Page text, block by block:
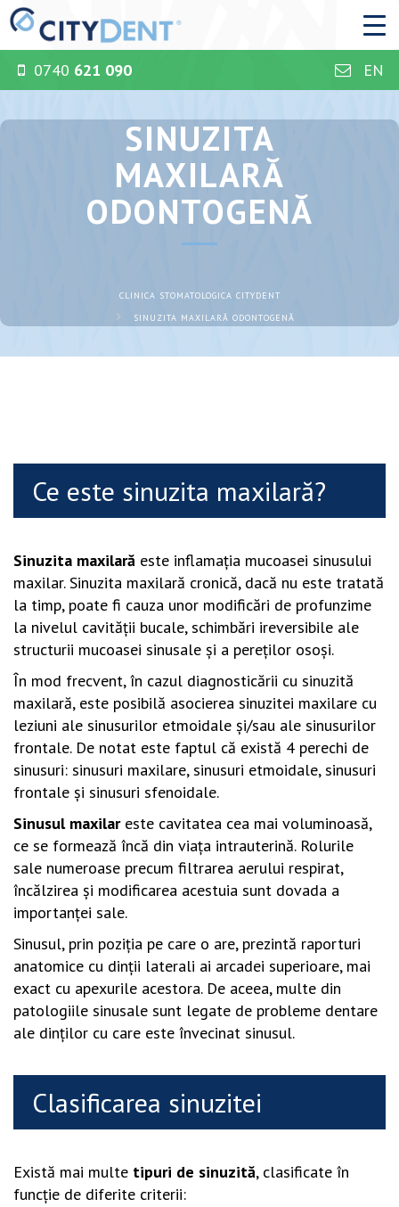
0740 621 090 EN
SINUZITA
MAXILARĂ
ODONTOGENĂ
CLINICA STOMATOLOGICA CITYDENT
SINUZITA MAXILARĂ ODONTOGENĂ
Ce este sinuzita maxilară?
Sinuzita maxilară este inflamaţia mucoasei sinusului
maxilar. Sinuzita maxilară cronică, dacă nu este tratată
la timp, poate fi cauza unor modificări de profunzime
la nivelul cavităţii bucale, schimbări ireversibile ale
structurii mucoasei sinusale şi a pereţilor osoşi.
În mod frecvent, în cazul diagnosticării cu sinuzită
maxilară, este posibilă asocierea sinuzitei maxilare cu
leziuni ale sinusurilor etmoidale şi/sau ale sinusurilor
frontale. De notat este faptul că există 4 perechi de
sinusuri: sinusuri maxilare, sinusuri etmoidale, sinusuri
frontale şi sinusuri sfenoidale.
Sinusul maxilar este cavitatea cea mai voluminoasă,
ce se formează încă din viaţa intrauterină. Rolurile
sale numeroase precum filtrarea aerului respirat,
încălzirea şi modificarea acestuia sunt dovada a
importanţei sale.
Sinusul, prin poziţia pe care o are, prezintă raporturi
anatomice cu dinţii laterali ai arcadei superioare, mai
exact cu apexurile acestora. De aceea, multe din
patologiile sinusale sunt legate de probleme dentare
ale dinţilor cu care este învecinat sinusul.
Clasificarea sinuzitei
Există mai multe tipuri de sinuzită, clasificate în
funcţie de diferite criterii: